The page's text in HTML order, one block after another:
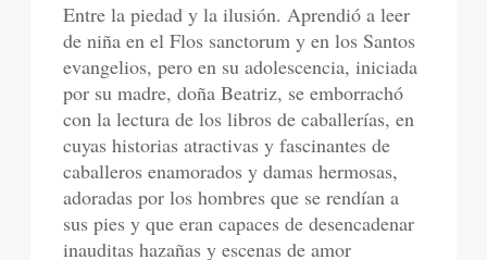
Entre la piedad y la ilusión. Aprendió a leer
de niña en el Flos sanctorum y en los Santos
evangelios, pero en su adolescencia, iniciada
por su madre, doña Beatriz, se emborrachó
con la lectura de los libros de caballerías, en
cuyas historias atractivas y fascinantes de
caballeros enamorados y damas hermosas,
adoradas por los hombres que se rendían a
sus pies y que eran capaces de desencadenar
inauditas hazañas y escenas de amor